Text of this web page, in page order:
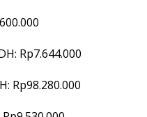
Rp7.644.000
Rp98.280.000